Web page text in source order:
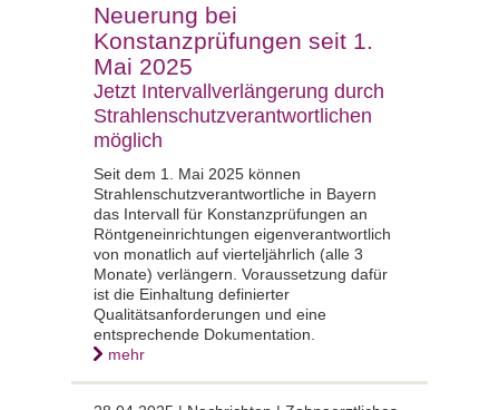
Neuerung bei
Konstanzprüfungen seit 1.
Mai 2025
Jetzt Intervallverlängerung durch
Strahlenschutzverantwortlichen
möglich
Seit dem 1. Mai 2025 können
Strahlenschutzverantwortliche in Bayern
das Intervall für Konstanzprüfungen an
Röntgeneinrichtungen eigenverantwortlich
von monatlich auf vierteljährlich (alle 3
Monate) verlängern. Voraussetzung dafür
ist die Einhaltung definierter
Qualitätsanforderungen und eine
entsprechende Dokumentation.
mehr